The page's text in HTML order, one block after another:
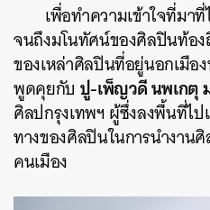
เพื่อทำความเข้าใจที่มา
จนถึงมโนทัศน์ของศิลปินท้อ
ของเหล่าศิลปินที่อยู่นอกเมือ
พูดคุยกับ ปู-เพ็ญวดี นพเกตุ
ศิลปกรุงเทพฯ ผู้ซึ่งลงพื้นที่ไ
ทางของศิลปินในการนำงาน
คนเมือง